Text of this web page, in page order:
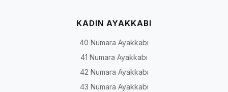
KADIN AYAKKABI
40 Numara Ayakkabı
41 Numara Ayakkabı
42 Numara Ayakkabı
43 Numara Ayakkabı